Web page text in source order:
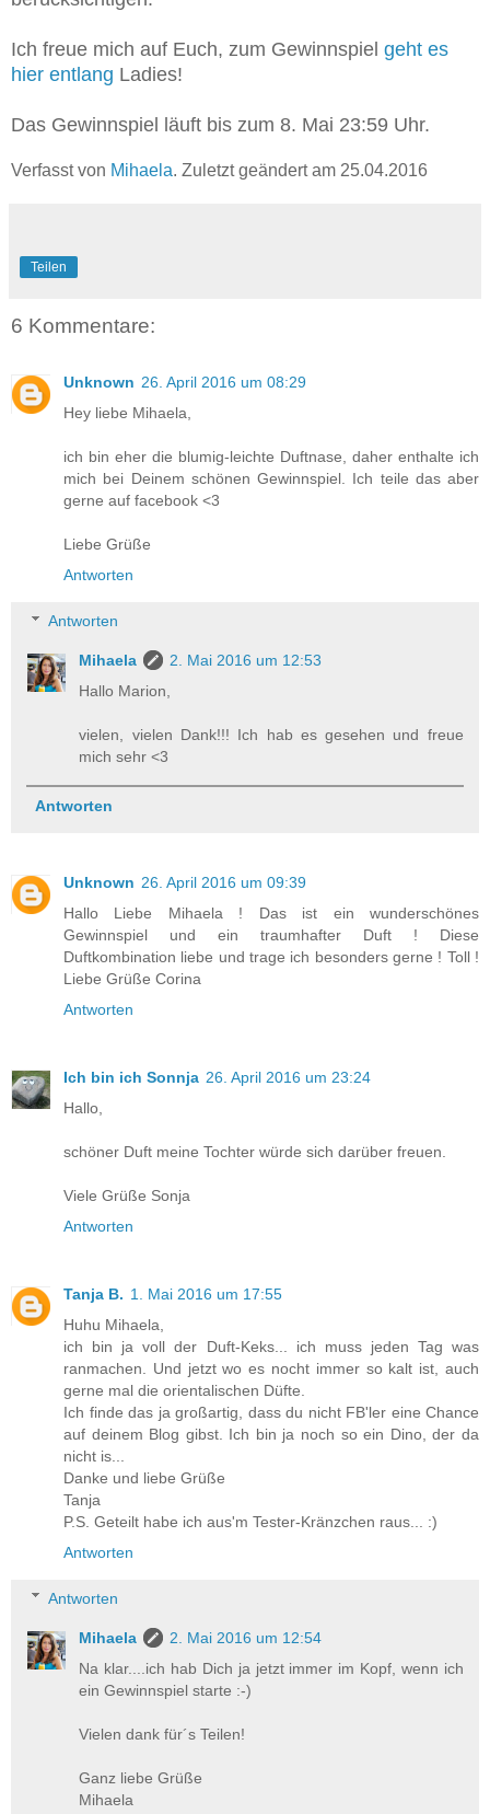
Ich freue mich auf Euch, zum Gewinnspiel geht es
hier entlang Ladies!
Das Gewinnspiel läuft bis zum 8. Mai 23:59 Uhr.
Verfasst von Mihaela. Zuletzt geändert am 25.04.2016
Teilen
6 Kommentare:
Unknown 26. April 2016 um 08:29
Hey liebe Mihaela,
ich bin eher die blumig-leichte Duftnase, daher enthalte ich
mich bei Deinem schönen Gewinnspiel. Ich teile das aber
gerne auf facebook <3
Liebe Grüße
Antworten
Antworten
Mihaela
2. Mai 2016 um 12:53
Hallo Marion,
vielen, vielen Dank!!! Ich hab es gesehen und freue
mich sehr <3
Antworten
Unknown 26. April 2016 um 09:39
Hallo Liebe Mihaela ! Das ist ein wunderschönes
Gewinnspiel und ein traumhafter Duft ! Diese
Duftkombination liebe und trage ich besonders gerne ! Toll !
Liebe Grüße Corina
Antworten
Ich bin ich Sonnja 26. April 2016 um 23:24
Hallo,
schöner Duft meine Tochter würde sich darüber freuen.
Viele Grüße Sonja
Antworten
Tanja B. 1. Mai 2016 um 17:55
Huhu Mihaela,
ich bin ja voll der Duft-Keks... ich muss jeden Tag was
ranmachen. Und jetzt wo es nocht immer so kalt ist, auch
gerne mal die orientalischen Düfte.
Ich finde das ja großartig, dass du nicht FB'ler eine Chance
auf deinem Blog gibst. Ich bin ja noch so ein Dino, der da
nicht is...
Danke und liebe Grüße
Tanja
P.S. Geteilt habe ich aus'm Tester-Kränzchen raus... :)
Antworten
Antworten
Mihaela
2. Mai 2016 um 12:54
Na klar....ich hab Dich ja jetzt immer im Kopf, wenn ich
ein Gewinnspiel starte :-)
Vielen dank für´s Teilen!
Ganz liebe Grüße
Mihaela